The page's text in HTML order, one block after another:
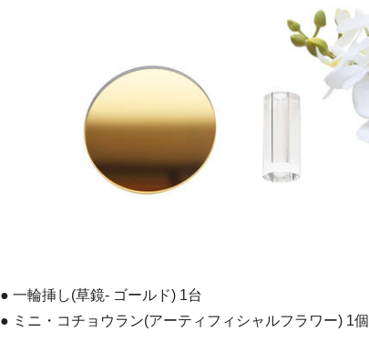
● 一輪挿し(草鏡- ゴールド) 1台
● ミニ・コチョウラン(アーティフィシャルフラワー) 1個